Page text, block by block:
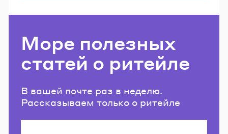
Море полезных
статей о ритейле
В вашей почте раз в неделю.
Рассказываем только о ритейле